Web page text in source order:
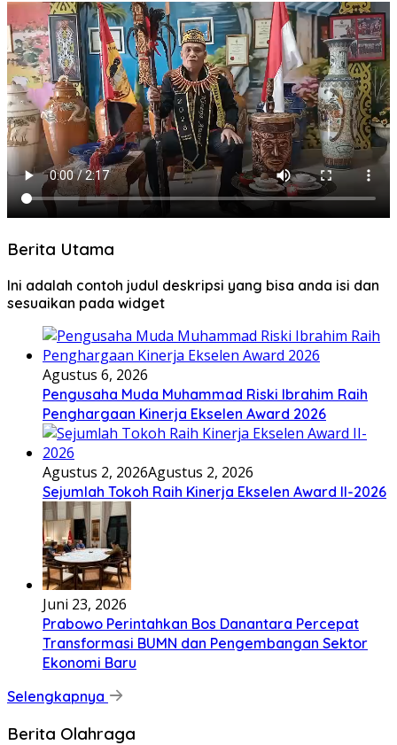
Berita Utama
Ini adalah contoh judul deskripsi yang bisa anda isi dan
sesuaikan pada widget
Agustus 6, 2026
Pengusaha Muda Muhammad Riski Ibrahim Raih
Penghargaan Kinerja Ekselen Award 2026
Agustus 2, 2026Agustus 2, 2026
Sejumlah Tokoh Raih Kinerja Ekselen Award II-2026
Juni 23, 2026
Prabowo Perintahkan Bos Danantara Percepat
Transformasi BUMN dan Pengembangan Sektor
Ekonomi Baru
Selengkapnya
Berita Olahraga